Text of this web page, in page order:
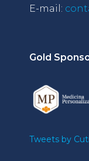
E-mail:
Gold
Tweets by